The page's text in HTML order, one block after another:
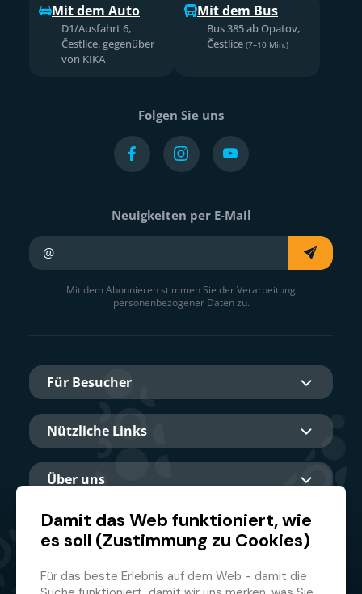
Mit dem Auto
D1/Ausfahrt 6,
Čestlice, gegenüber
von KIKA
Mit dem Bus
Bus 385 ab Opatov,
Čestlice (7–10 Min.)
Folgen Sie uns
Neuigkeiten per E-Mail
Mit dem Abonnieren stimmen Sie der Verarbeitung
personenbezogener Daten zu.
Für Besucher
Nützliche Links
Über uns
Hauptpartner
Damit das Web funktioniert, wie
es soll (Zustimmung zu Cookies)
Für das beste Erlebnis auf dem Web - damit die